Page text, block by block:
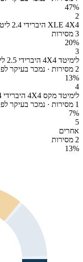
47%
2
XLE 4X4 היברידי 2.4 ליטר 7 מושבים
3 מסירות
20%
3
לימיטד 4X4 היברידי 2.5 ליטר 7 מושבים
2 מסירות · נמכר בעיקר לפרטיים
13%
4
לימיטד מקס 4X4 היברידי 2.4 ליטר 7 מושבים
1 מסירות · נמכר בעיקר לפרטיים
7%
5
אחרים
2 מסירות
13%